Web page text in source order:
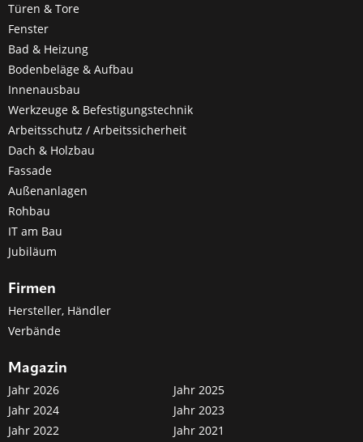
Türen & Tore
Fenster
Bad & Heizung
Bodenbeläge & Aufbau
Innenausbau
Werkzeuge & Befestigungstechnik
Arbeitsschutz / Arbeitssicherheit
Dach & Holzbau
Fassade
Außenanlagen
Rohbau
IT am Bau
Jubiläum
Firmen
Hersteller, Händler
Verbände
Magazin
Jahr 2026
Jahr 2025
Jahr 2024
Jahr 2023
Jahr 2022
Jahr 2021